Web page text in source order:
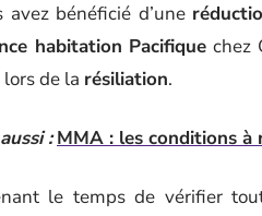
avez bénéficié d’une
habitation Pacifique chez
de la résiliation.
: MMA : les conditions
le temps de vérifier